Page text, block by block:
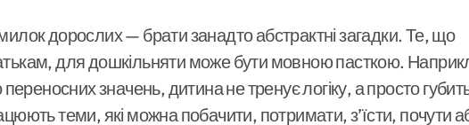
дорослих — брати занадто абстрактні загадки. Те, що
для дошкільняти може бути мовною пасткою.
переносних значень, дитина не тренує логіку, а просто
теми, які можна побачити, потримати, з’їсти, почути